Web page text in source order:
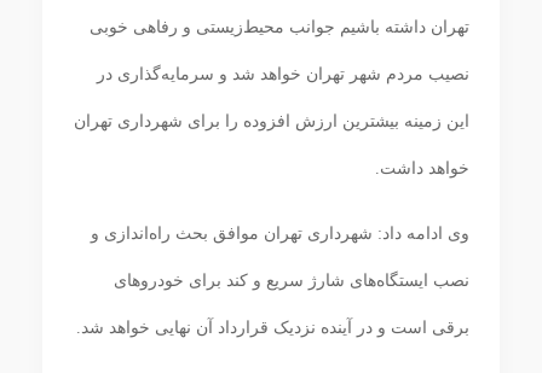
تهران داشته باشیم جوانب محیط‌زیستی و رفاهی خوبی
نصیب مردم شهر تهران خواهد شد و سرمایه‌گذاری در
این زمینه بیشترین ارزش افزوده را برای شهرداری تهران
خواهد داشت.
وی ادامه داد: شهرداری تهران موافق بحث راه‌اندازی و
نصب ایستگاه‌های شارژ سریع و کند برای خودروهای
برقی است و در آینده نزدیک قرارداد آن نهایی خواهد شد.